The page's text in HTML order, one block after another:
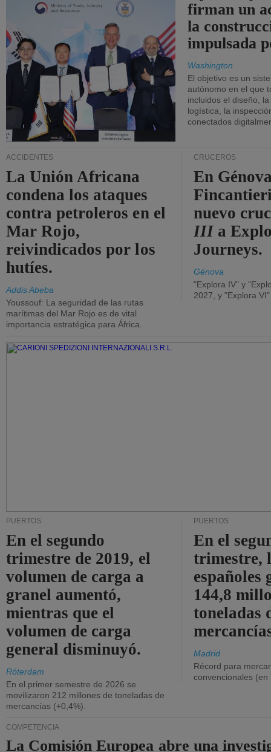
firman un
la
impulsada
Washington
El objetivo es un
autónomo en el que
incluidos el diseño,
logística, la
conectados
ACCIDENTES
La Unión Africana
condena los ataques
contra petroleros en el
Mar Rojo,
reivindicados por los
hutíes.
Addis Abeba
Youssouf: La seguridad de las rutas
marítimas del Mar Rojo es de vital
importancia estratégica para África.
CRUCEROS
En
nuevo
III a
Journeys.
Génova
"Explora IV" y
2027, y "Explora
PUERTOS
En el segundo
trimestre de 2019, el
volumen de carga a
granel aumentó,
mientras que el
volumen de carga
general disminuyó.
Róterdam
En el primer semestre de 2026 se
movilizaron 212 millones de toneladas de
mercancías (+0,4%).
PUERTOS
En el
trimestre,
españoles
144,8
toneladas
Madrid
Récord para
convencionales (en
COMPETENCIA
La Comisión Europea abre una